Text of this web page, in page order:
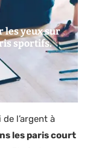
les yeux sur
sportifs.
l’argent à
les paris court